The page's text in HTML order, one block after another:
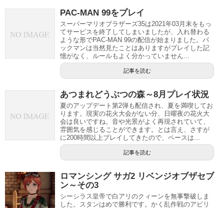
PAC-MAN 99をプレイ
スーパーマリオブラザーズ35は2021年03月末をもっ
てサービスを終了してしまいましたが、入れ替わる
ような形でPAC-MAN 99の配信が始まりました。パ
ックマンは当然見たことはありますがプレイした記
憶がなく、ルールもよく分かっていません...
記事を読む
あつまれどうぶつの森～8月プレイ状況
夏のアップデート第2弾も配信され、夏を満喫してお
ります。現実の花火大会がない分、日曜夜の花火大
会は良いですね。音や光景がよく再現されていて、
雰囲気を感じることができます。とは言え、さすが
に200時間以上プレイしてきたので、ペースは...
記事を読む
ロマンシング サガ2 リベンジオブザセブ
ン～その3
シーシラス皇帝で白アリのクィーンを無事撃破しま
した。スタンはめで勝利です。かく乱作戦のアビリ